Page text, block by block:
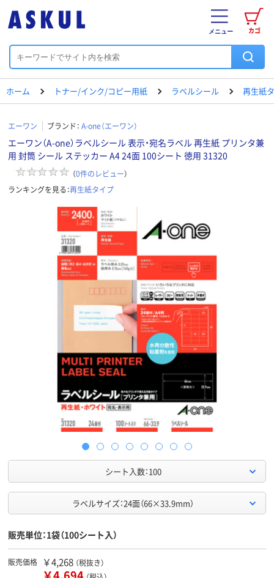
カゴ
メニュー
ホーム トナー/インク/コピー用紙 ラベルシール 再生紙
エーワン ブランド： A-one（エーワン）
エーワン（A-one）ラベルシール 表示・宛名ラベル 再生紙 プリンタ兼
用 封筒 シール ステッカー A4 24面 100シート 徳用 31320
（0件のレビュー）
ランキングを見る：再生紙タイプ
シート入数：100
ラベルサイズ：24面（66×33.9mm）
販売単位：1袋（100シート入）
販売価格 ￥4,268 （税抜き）